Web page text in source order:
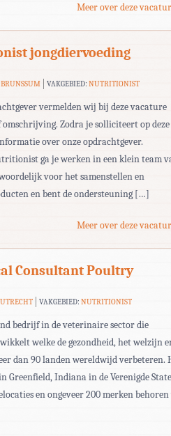
Meer over deze
jongdiervoeding
BRUNSSUM VAKGEBIED:NUTRITIONIST
vermelden wij bij deze vacature
Zodra je solliciteert op deze
over onze opdrachtgever.
ga je werken in een klein team
voor het samenstellen en
en bent de ondersteuning […]
Meer over deze
Consultant Poultry
UTRECHT VAKGEBIED:NUTRITIONIST
bedrijf in de veterinaire sector die
welke de gezondheid, het welzijn
dan 90 landen wereldwijd verbeteren.
Greenfield, Indiana in de Verenigde
en ongeveer 200 merken behoren